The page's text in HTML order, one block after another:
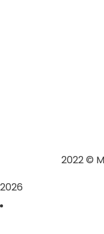
2022©
2026